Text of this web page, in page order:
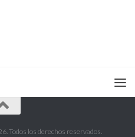
Todos los derechos reservados.